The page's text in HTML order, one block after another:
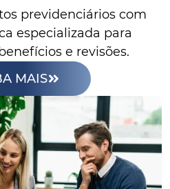
previdenciários com
especializada para
e revisões.
MAIS